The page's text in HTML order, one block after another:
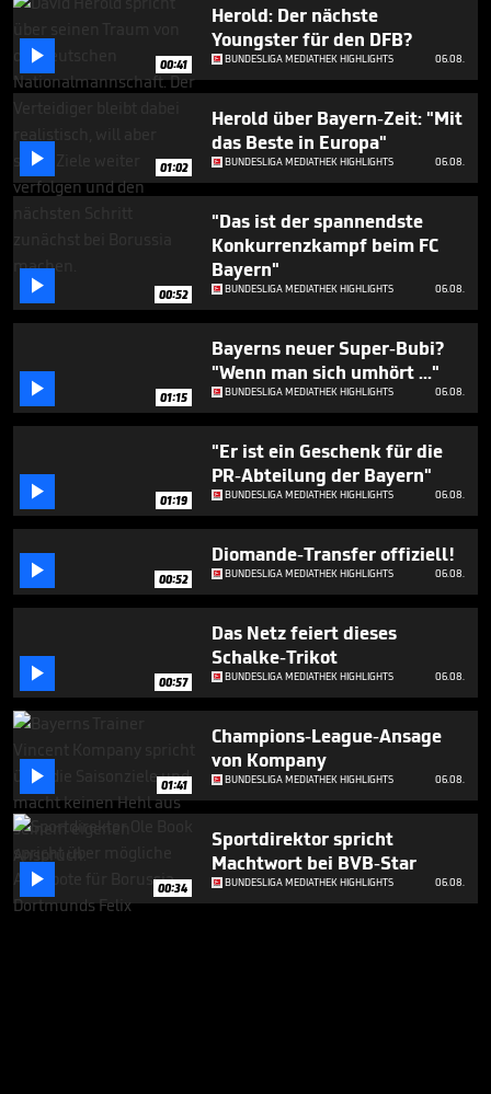
1
seconds
 00:41
Herold: Der nächste
Youngster für den DFB?
BUNDESLIGA MEDIATHEK HIGHLIGHTS 06.08.
 01:02
Herold über Bayern-Zeit: "Mit
das Beste in Europa"
BUNDESLIGA MEDIATHEK HIGHLIGHTS 06.08.
 00:52
"Das ist der spannendste
Konkurrenzkampf beim FC
Bayern"
BUNDESLIGA MEDIATHEK HIGHLIGHTS 06.08.
 01:15
Bayerns neuer Super-Bubi?
"Wenn man sich umhört ..."
BUNDESLIGA MEDIATHEK HIGHLIGHTS 06.08.
 01:19
"Er ist ein Geschenk für die
PR-Abteilung der Bayern"
BUNDESLIGA MEDIATHEK HIGHLIGHTS 06.08.
 00:52
Diomande-Transfer offiziell!
BUNDESLIGA MEDIATHEK HIGHLIGHTS 06.08.
 00:57
Das Netz feiert dieses
Schalke-Trikot
BUNDESLIGA MEDIATHEK HIGHLIGHTS 06.08.
 01:41
Champions-League-Ansage
von Kompany
BUNDESLIGA MEDIATHEK HIGHLIGHTS 06.08.
 00:34
Sportdirektor spricht
Machtwort bei BVB-Star
BUNDESLIGA MEDIATHEK HIGHLIGHTS 06.08.